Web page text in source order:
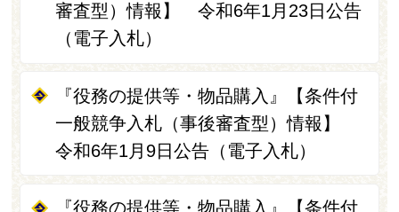
審査型）情報】 令和6年1月23日公告
（電子入札）
『役務の提供等・物品購入』【条件付
一般競争入札（事後審査型）情報】
令和6年1月9日公告（電子入札）
『役務の提供等・物品購入』【条件付